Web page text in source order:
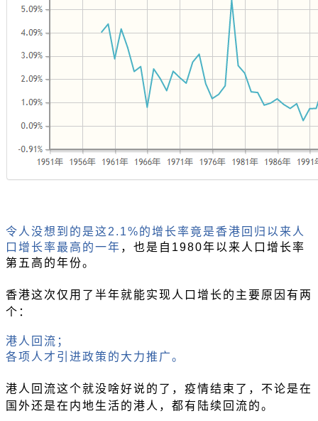
令人没想到的是这2.1%的增长率竟是香港回归以来人
口增长率最高的一年 ，也是自 1980年以来人口增长率
第五高的年份。
香港这次仅用了半年就能实现人口增长的主要原因有两
个：
港人回流；
各项人才引进政策的大力推广。
港人回流这个就没啥好说的了，疫情结束了，不论是在
国外还是在内地生活的港人，都有陆续回流的。